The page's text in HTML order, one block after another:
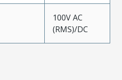
100V AC
(RMS)/DC